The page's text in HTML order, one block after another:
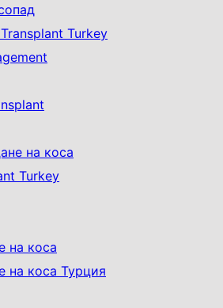
Turkey
на коса
Turkey
на коса
на коса Турция